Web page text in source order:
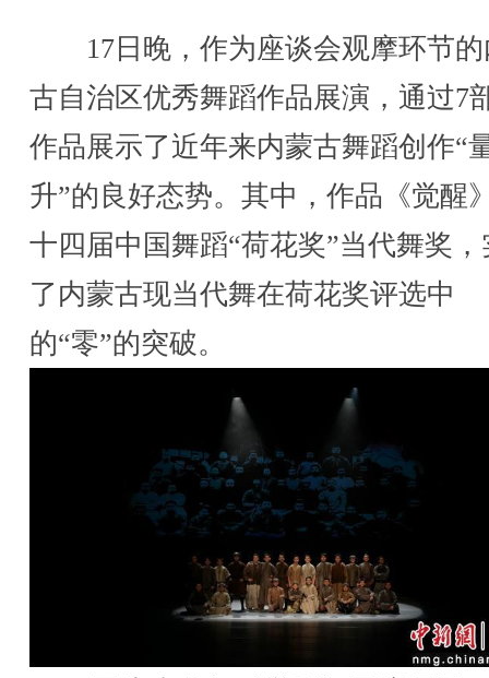
17日晚，作为座谈会观摩环节的
古自治区优秀舞蹈作品展演，通过7
作品展示了近年来内蒙古舞蹈创作“
升”的良好态势。其中，作品《觉醒
十四届中国舞蹈“荷花奖”当代舞奖，
了内蒙古现当代舞在荷花奖评选中
的“零”的突破。